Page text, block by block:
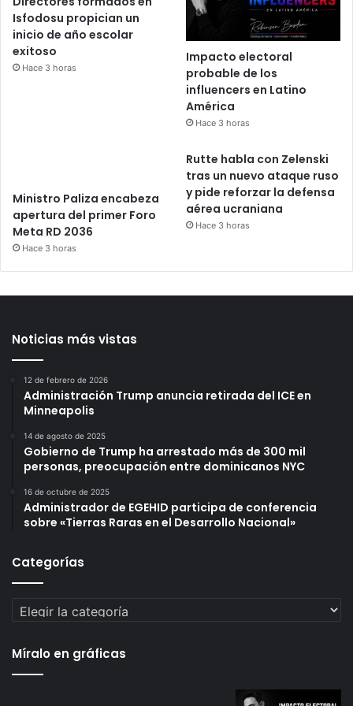
Isfodosu propician un
inicio de año escolar
exitoso
Hace 3 horas
Impacto electoral
probable de los
influencers en Latino
América
Hace 3 horas
Ministro Paliza encabeza
apertura del primer Foro
Meta RD 2036
Hace 3 horas
Rutte habla con Zelenski
tras un nuevo ataque ruso
y pide reforzar la defensa
aérea ucraniana
Hace 3 horas
Noticias más vistas
12 de febrero de 2026
Administración Trump anuncia retirada del ICE en
Minneapolis
14 de agosto de 2025
Gobierno de Trump ha arrestado más de 300 mil
personas, preocupación entre dominicanos NYC
16 de octubre de 2025
Administrador de EGEHID participa de conferencia
sobre «Tierras Raras en el Desarrollo Nacional»
Categorías
Categorías
Míralo en gráficas